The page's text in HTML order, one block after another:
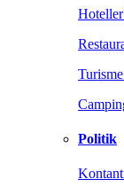
Politik